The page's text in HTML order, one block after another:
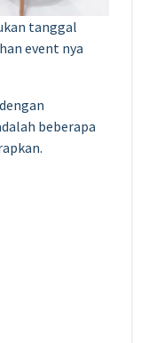
tanggal
event nya
beberapa